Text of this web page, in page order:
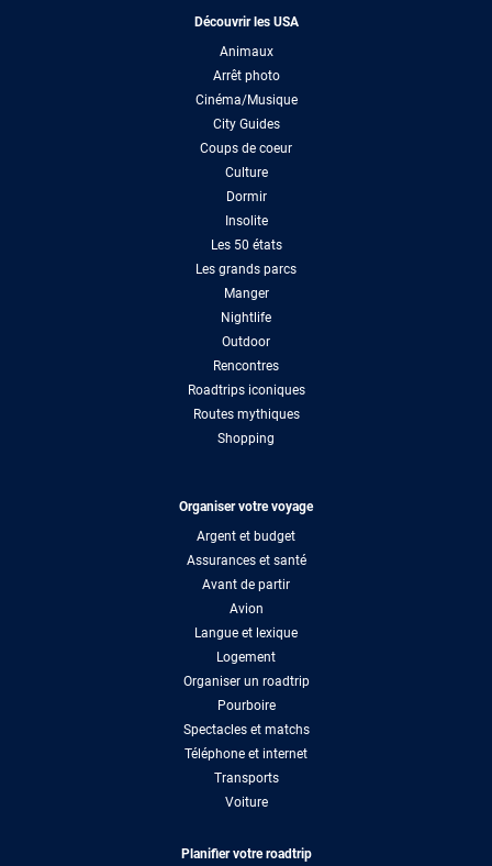
Découvrir les USA
Animaux
Arrêt photo
Cinéma/Musique
City Guides
Coups de coeur
Culture
Dormir
Insolite
Les 50 états
Les grands parcs
Manger
Nightlife
Outdoor
Rencontres
Roadtrips iconiques
Routes mythiques
Shopping
Organiser votre voyage
Argent et budget
Assurances et santé
Avant de partir
Avion
Langue et lexique
Logement
Organiser un roadtrip
Pourboire
Spectacles et matchs
Téléphone et internet
Transports
Voiture
Planifier votre roadtrip